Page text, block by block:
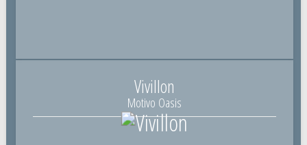
Vivillon
Motivo Oasis